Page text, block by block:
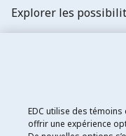
Explorer les
EDC utilise des
offrir une expérience